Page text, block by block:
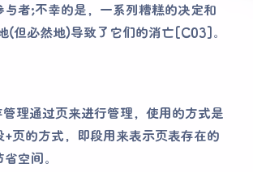
者;不幸的是，一系列糟糕的决定和
(但必然地)导致了它们的消亡[C03]。
理通过页来进行管理，使用的方式是
+页的方式，即段用来表示页表存在的
空间。